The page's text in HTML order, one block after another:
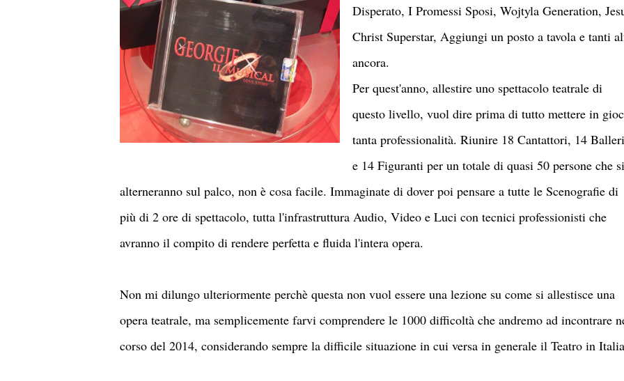
Disperato, I Promessi Sposi, Wojtyla Generation,
Christ Superstar, Aggiungi un posto a tavola e tanti
ancora.
Per quest'anno, allestire uno spettacolo teatrale di
questo livello, vuol dire prima di tutto mettere in
tanta professionalità. Riunire 18 Cantattori, 14
e 14 Figuranti per un totale di quasi 50 persone che si
alterneranno sul palco, non è cosa facile. Immaginate di dover poi pensare a tutte le Scenografie di
più di 2 ore di spettacolo, tutta l'infrastruttura Audio, Video e Luci con tecnici professionisti che
avranno il compito di rendere perfetta e fluida l'intera opera.
Non mi dilungo ulteriormente perchè questa non vuol essere una lezione su come si allestisce una
opera teatrale, ma semplicemente farvi comprendere le 1000 difficoltà che andremo ad incontrare
corso del 2014, considerando sempre la difficile situazione in cui versa in generale il Teatro in